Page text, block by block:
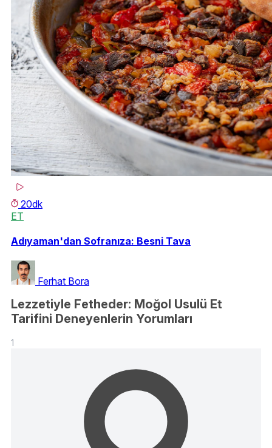
20dk
ET
Adıyaman'dan Sofranıza: Besni Tava
Ferhat Bora
Lezzetiyle Fetheder: Moğol Usulü Et
Tarifini Deneyenlerin Yorumları
1